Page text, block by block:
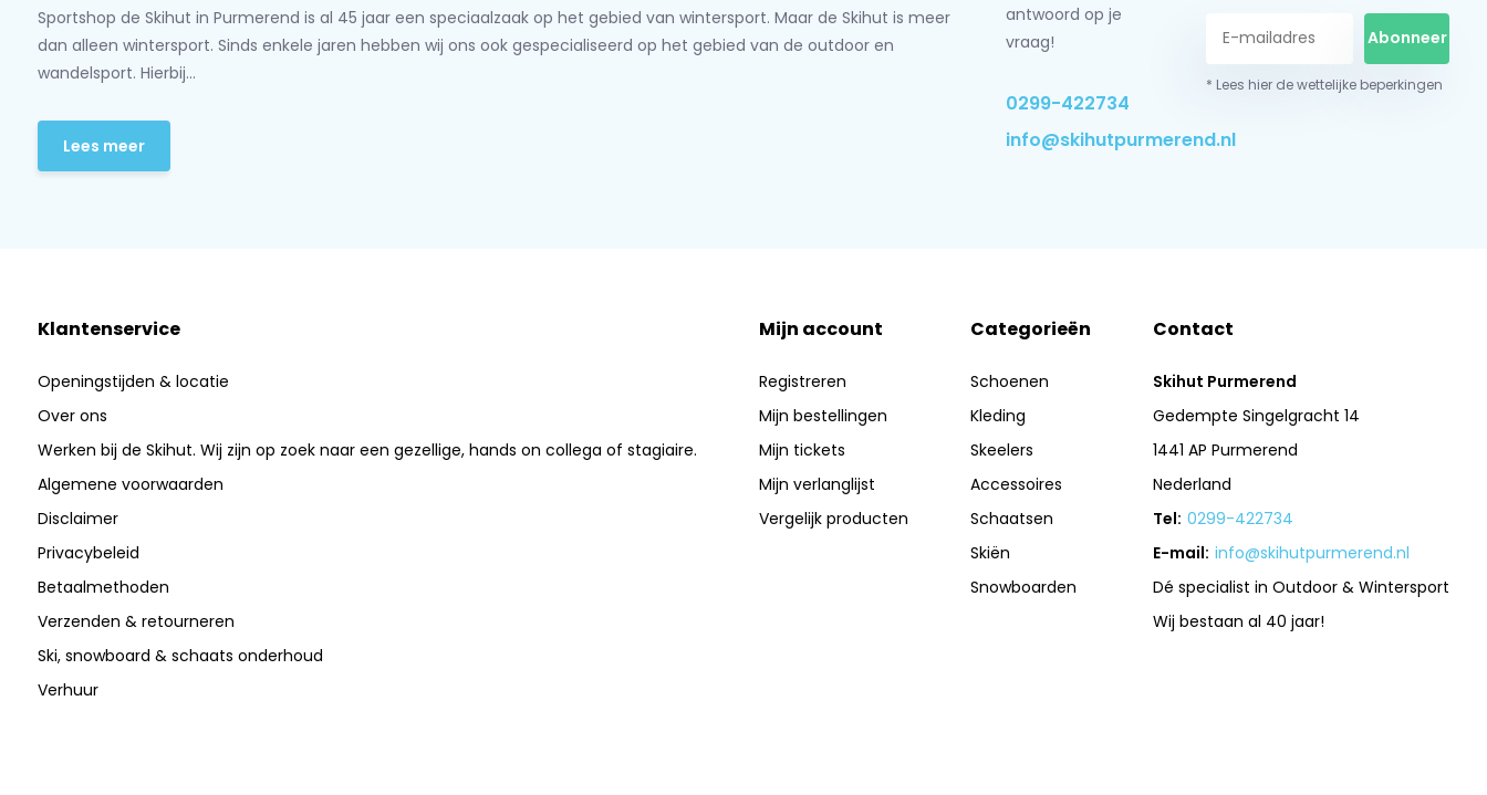
Sportshop de Skihut in Purmerend is al 45 jaar een speciaalzaak op het gebied van wintersport. Maar de Skihut is meer
dan alleen wintersport. Sinds enkele jaren hebben wij ons ook gespecialiseerd op het gebied van de outdoor en
wandelsport. Hierbij...
Lees meer
antwoord op je
vraag!
0299-422734
info@skihutpurmerend.nl
Abonneer
* Lees hier de wettelijke beperkingen
Klantenservice
Openingstijden & locatie
Over ons
Werken bij de Skihut. Wij zijn op zoek naar een gezellige, hands on collega of stagiaire.
Algemene voorwaarden
Disclaimer
Privacybeleid
Betaalmethoden
Verzenden & retourneren
Ski, snowboard & schaats onderhoud
Verhuur
Mijn account
Registreren
Mijn bestellingen
Mijn tickets
Mijn verlanglijst
Vergelijk producten
Categorieën
Schoenen
Kleding
Skeelers
Accessoires
Schaatsen
Skiën
Snowboarden
Contact
Skihut Purmerend
Gedempte Singelgracht 14
1441 AP Purmerend
Nederland
Tel: 0299-422734
E-mail: info@skihutpurmerend.nl
Dé specialist in Outdoor & Wintersport
Wij bestaan al 40 jaar!